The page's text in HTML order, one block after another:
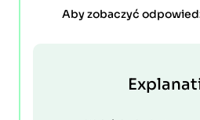
Aby zobaczyć